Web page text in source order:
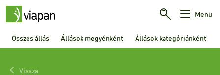
Menü
Összes állás Állások megyénként Állások kategóriánként
Vissza